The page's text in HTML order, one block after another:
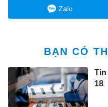
Zalo
BẠN CÓ
18